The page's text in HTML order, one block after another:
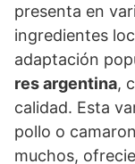
presenta en
ingredientes
adaptación
res argentina,
calidad. Esta
pollo o
muchos,